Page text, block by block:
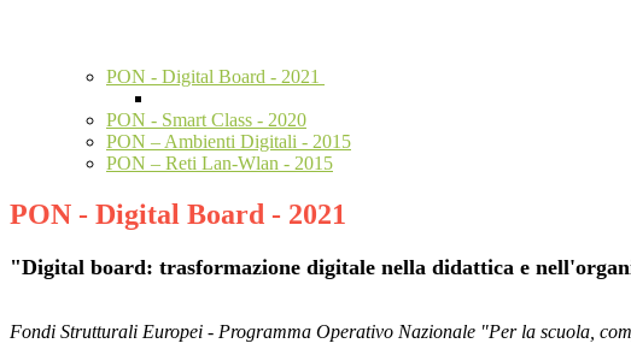
PON - Digital Board - 2021
PON - Smart Class - 2020
PON – Ambienti Digitali - 2015
PON – Reti Lan-Wlan - 2015
PON - Digital Board - 2021
"Digital board: trasformazione digitale nella didattica e
Fondi Strutturali Europei - Programma Operativo Nazionale "Per la scuola,